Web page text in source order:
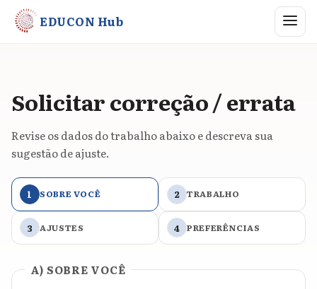
EDUCON Hub Abrir
Solicitar correção / errata
Revise os dados do trabalho abaixo e descreva sua
sugestão de ajuste.
1 SOBRE VOCÊ 2 TRABALHO
3 AJUSTES 4 PREFERÊNCIAS
A) SOBRE VOCÊ